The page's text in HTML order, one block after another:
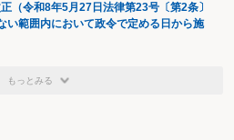
正（令和8年5月27日法律第23号〔第2条〕
い範囲内において政令で定める日から施
もっとみる